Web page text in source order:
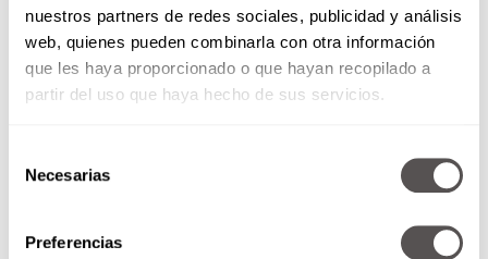
nuestros partners de redes sociales, publicidad y análisis
web, quienes pueden combinarla con otra información
que les haya proporcionado o que hayan recopilado a
partir del uso que haya hecho de sus servicios.
Necesarias
Preferencias
Nos vienen a invitar el estreno de
su nuevo película, Ya veremos, el
próximo 3 de agosto en todas
las...